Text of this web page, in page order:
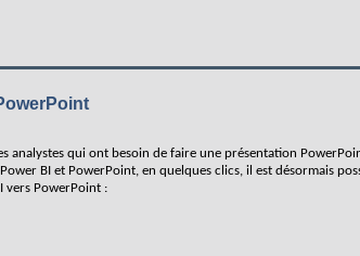
analystes qui ont besoin de faire une présentation
BI et PowerPoint, en quelques clics, il est désormais
vers PowerPoint :